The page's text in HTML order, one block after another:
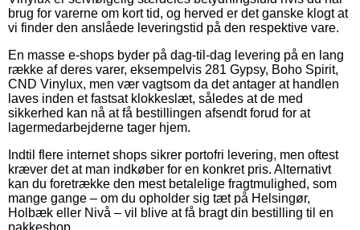
brug for varerne om kort tid, og herved er det ganske klogt at
vi finder den anslåede leveringstid på den respektive vare.
En masse e-shops byder på dag-til-dag levering på en lang
række af deres varer, eksempelvis 281 Gypsy, Boho Spirit,
CND Vinylux, men vær vagtsom da det antager at handlen
laves inden et fastsat klokkeslæt, således at de med
sikkerhed kan nå at få bestillingen afsendt forud for at
lagermedarbejderne tager hjem.
Indtil flere internet shops sikrer portofri levering, men oftest
kræver det at man indkøber for en konkret pris. Alternativt
kan du foretrække den mest betalelige fragtmulighed, som
mange gange – om du opholder sig tæt på Helsingør,
Holbæk eller Nivå – vil blive at få bragt din bestilling til en
pakkeshop.